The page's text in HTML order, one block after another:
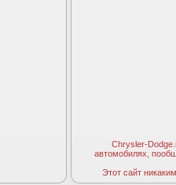
Chrysler-
автомобилях,
Этот сайт